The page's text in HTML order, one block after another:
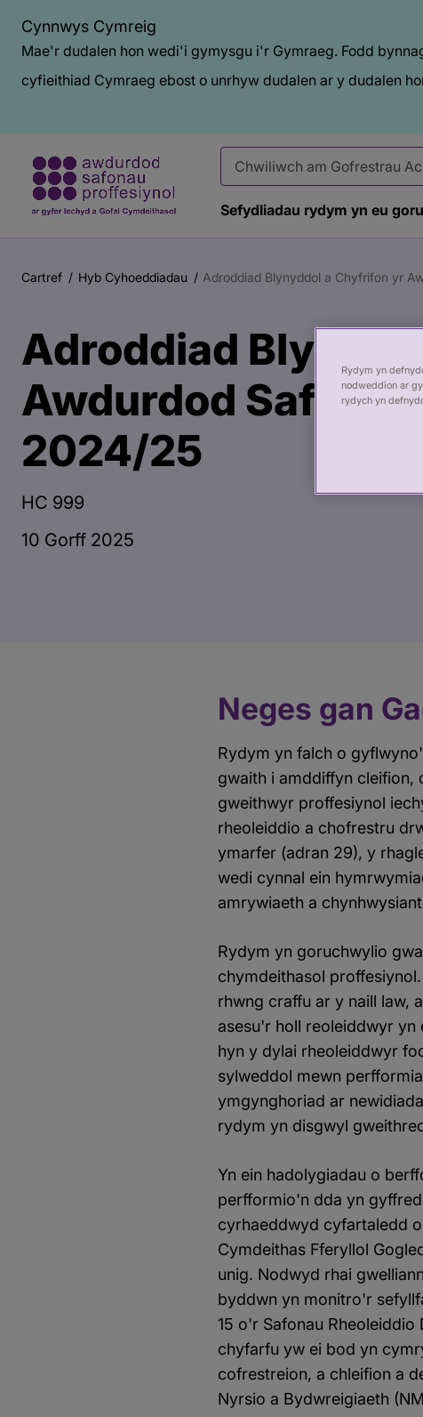
Cynnwys Cymreig
Mae'r dudalen hon wedi'i gymysgu i'r Gymraeg. Fodd
cyfieithiad Cymraeg ebost o unrhyw dudalen ar y dudalen
Sefydliadau rydym yn eu
gynnwys
tudalen
Briwsion
Cartref Hyb Cyhoeddiadau Adroddiad Blynyddol a Chyfrifon yr
Adroddiad
Awdurdod
2024/25
HC 999
10 Gorff 2025
Neges gan
Rydym yn falch o
gwaith i amddiffyn
gweithwyr proffesiynol
rheoleiddio a chofrestru
ymarfer (adran 29), y
wedi cynnal ein
amrywiaeth a
Rydym yn goruchwylio
chymdeithasol
rhwng craffu ar y naill law,
asesu'r holl reoleiddwyr yn
hyn y dylai rheoleiddwyr
sylweddol mewn
ymgynghoriad ar
rydym yn disgwyl
Yn ein hadolygiadau o
perfformio'n dda yn
cyrhaeddwyd cyfartaledd
Cymdeithas Fferyllol
unig. Nodwyd rhai
byddwn yn monitro'r
15 o'r Safonau
chyfarfu yw ei bod yn
cofrestreion, a chleifion a
Nyrsio a Bydwreigiaeth
Rydym yn
nodweddion ar
rydych yn